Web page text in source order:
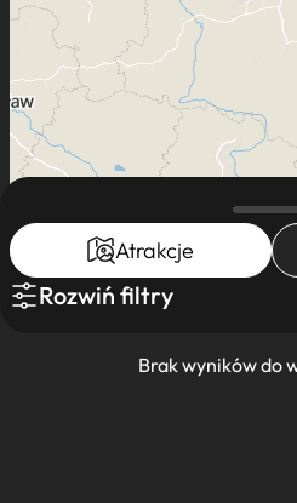
Atrakcje
Rozwiń filtry
Brak wyników do